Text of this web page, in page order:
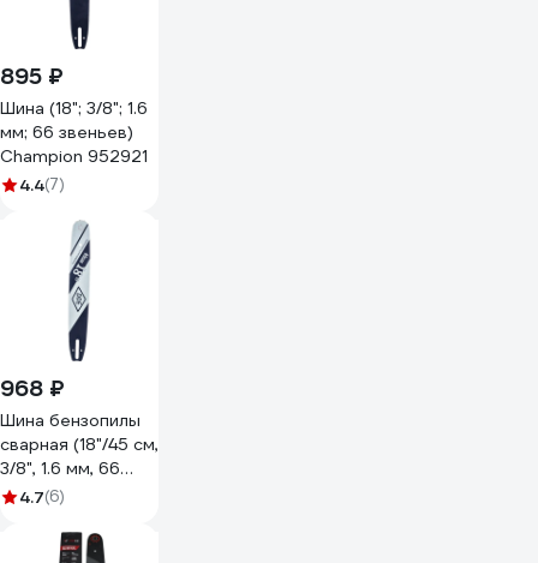
895 ₽
Шина (18"; 3/8"; 1.6
мм; 66 звеньев)
Champion 952921
4.4(7)
968 ₽
Шина бензопилы
сварная (18"/45 см,
3/8", 1.6 мм, 66
звеньев) DDE 910-
4.7(6)